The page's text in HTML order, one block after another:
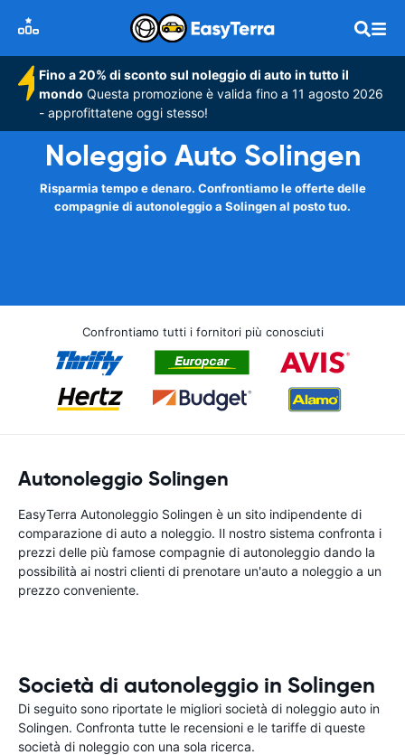
Fino a 20% di sconto sul noleggio di auto in tutto il
mondo Questa promozione è valida fino a 11 agosto 2026
- approfittatene oggi stesso!
Noleggio Auto Solingen
Risparmia tempo e denaro. Confrontiamo le offerte delle
compagnie di autonoleggio a Solingen al posto tuo.
Confrontiamo tutti i fornitori più conosciuti
Autonoleggio Solingen
EasyTerra Autonoleggio Solingen è un sito indipendente di
comparazione di auto a noleggio. Il nostro sistema confronta i
prezzi delle più famose compagnie di autonoleggio dando la
possibilità ai nostri clienti di prenotare un'auto a noleggio a un
prezzo conveniente.
Società di autonoleggio in Solingen
Di seguito sono riportate le migliori società di noleggio auto in
Solingen. Confronta tutte le recensioni e le tariffe di queste
società di noleggio con una sola ricerca.